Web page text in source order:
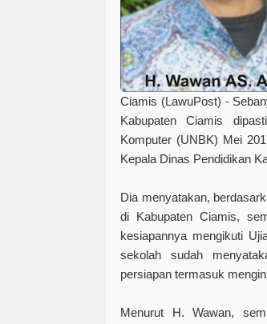
Ciamis (LawuPost) -
Kabupaten Ciamis
Komputer (UNBK) Mei
Kepala Dinas Pendidikan
Dia menyatakan,
di Kabupaten Ciamis,
kesiapannya mengikuti
sekolah sudah
persiapan termasuk
Menurut H. Wawan,